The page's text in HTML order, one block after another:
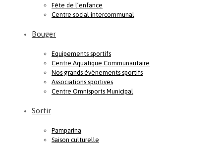
Fête de l’enfance
Centre social intercommunal
Bouger
Equipements sportifs
Centre Aquatique Communautaire
Nos grands évènements sportifs
Associations sportives
Centre Omnisports Municipal
Sortir
Pamparina
Saison culturelle